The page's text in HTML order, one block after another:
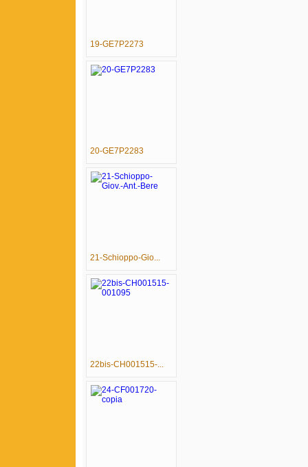
19-GE7P2273
20-GE7P2283
21-Schioppo-Gio...
22bis-CH001515-...